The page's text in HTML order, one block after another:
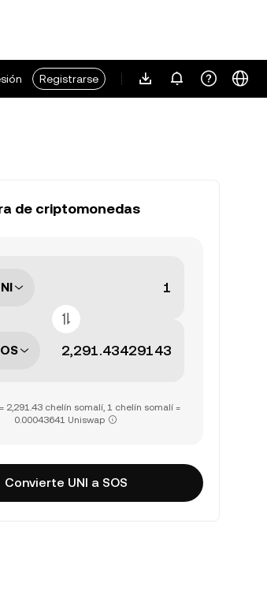
Registrarse
de criptomonedas
2,291.43 chelín somalí, 1 chelín somalí =
0.00043641 Uniswap
Convierte UNI a SOS